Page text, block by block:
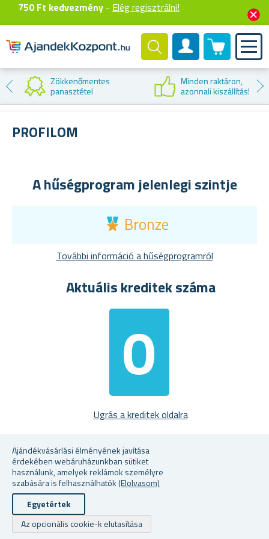
750 Ft kedvezmény - Elég regisztrálni!
Ajándékvásárlási élményének javítása
érdekében webáruházunkban sütiket
használunk, amelyek reklámok személyre
szabására is felhasználhatók (Elolvasom)
Egyetértek
Az opcionális cookie-k elutasítása
Felhasználók fiók
0 termék
Zökkenőmentes
panasztétel
Minden raktáron,
azonnali kiszállítás!
PROFILOM
A hűségprogram jelenlegi szintje
Bronze
További információ a hűségprogramról
Aktuális kreditek száma
0
Ugrás a kreditek oldalra
Szerzői jogi © 2026 Ajandekkozpont.hu. Minden jog fenntartva.